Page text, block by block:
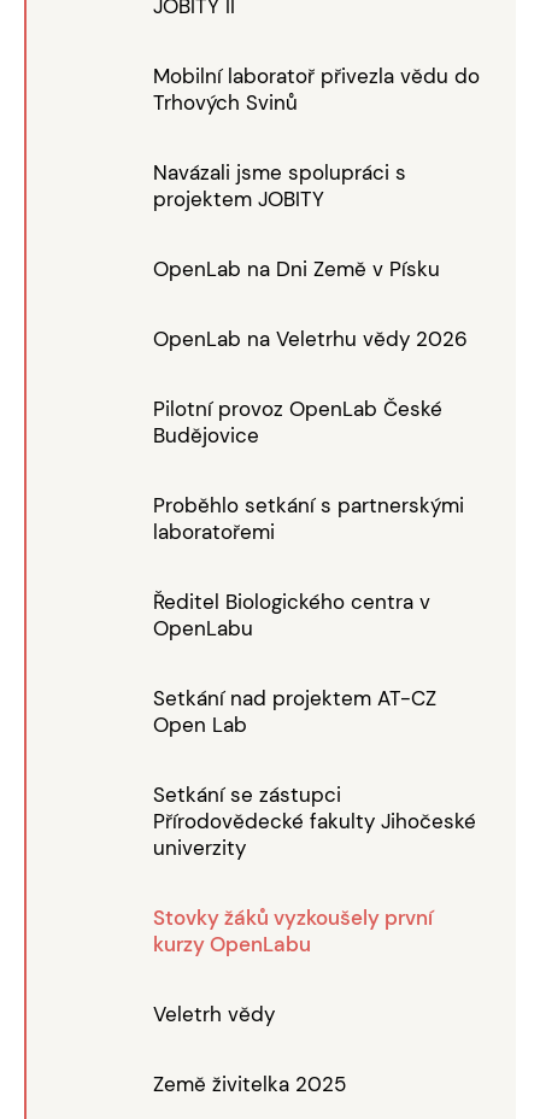
JOBITY II
Mobilní laboratoř přivezla vědu do
Trhových Svinů
Navázali jsme spolupráci s
projektem JOBITY
OpenLab na Dni Země v Písku
OpenLab na Veletrhu vědy 2026
Pilotní provoz OpenLab České
Budějovice
Proběhlo setkání s partnerskými
laboratořemi
Ředitel Biologického centra v
OpenLabu
Setkání nad projektem AT-CZ
Open Lab
Setkání se zástupci
Přírodovědecké fakulty Jihočeské
univerzity
Stovky žáků vyzkoušely první
kurzy OpenLabu
Veletrh vědy
Země živitelka 2025